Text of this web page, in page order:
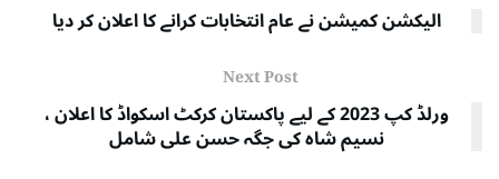
الیکشن کمیشن نے عام انتخابات کرانے کا اعلان کر دیا
Next Post
ورلڈ کپ 2023 کے لیے پاکستان کرکٹ اسکواڈ کا اعلان ،
نسیم شاہ کی جگہ حسن علی شامل